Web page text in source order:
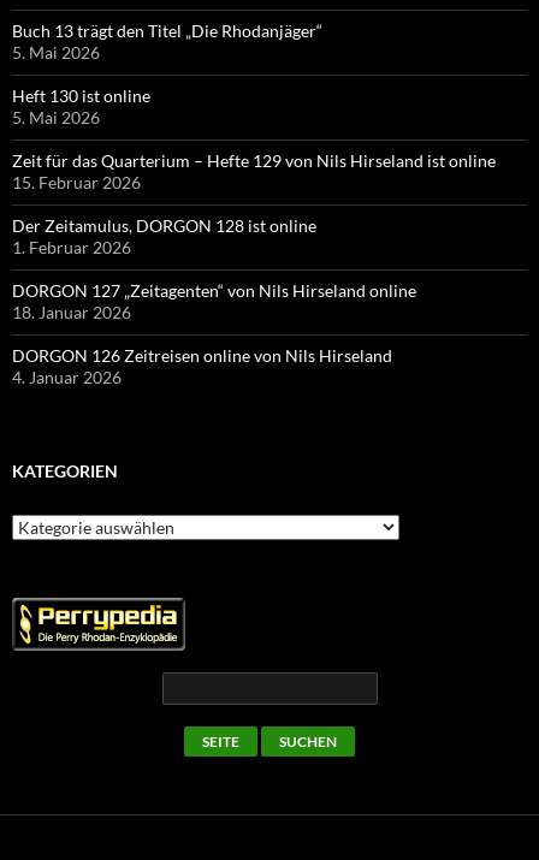
Buch 13 trägt den Titel „Die Rhodanjäger“
5. Mai 2026
Heft 130 ist online
5. Mai 2026
Zeit für das Quarterium – Hefte 129 von Nils Hirseland ist online
15. Februar 2026
Der Zeitamulus, DORGON 128 ist online
1. Februar 2026
DORGON 127 „Zeitagenten“ von Nils Hirseland online
18. Januar 2026
DORGON 126 Zeitreisen online von Nils Hirseland
4. Januar 2026
KATEGORIEN
Kategorien